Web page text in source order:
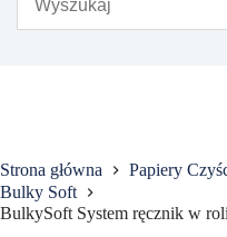
Strona główna
Papiery
Bulky Soft
BulkySoft System ręcznik w